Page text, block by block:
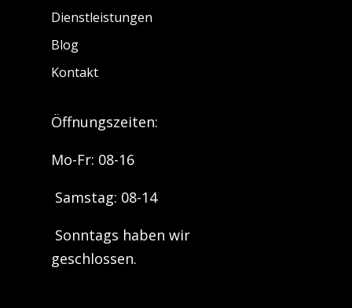
Dienstleistungen
Blog
Kontakt
Öffnungszeiten:
Mo-Fr: 08-16
Samstag: 08-14
Sonntags haben wir
geschlossen.